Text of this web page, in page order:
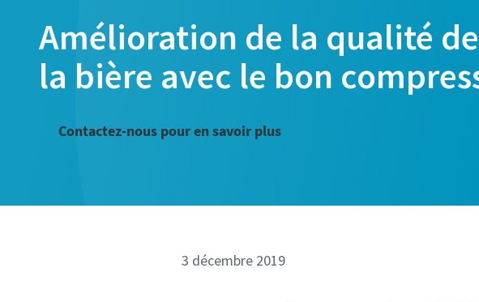
Amélioration de la qualité
la bière avec le bon
Contactez-nous pour en savoir plus
3 décembre 2019